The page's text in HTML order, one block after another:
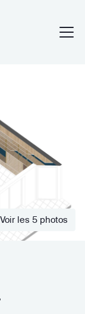
Voir les 5 photos